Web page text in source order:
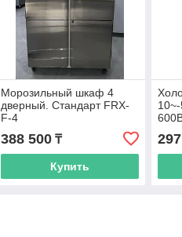
Морозильный шкаф 4
дверный. Стандарт FRX-
F-4
388 500₸
Купить